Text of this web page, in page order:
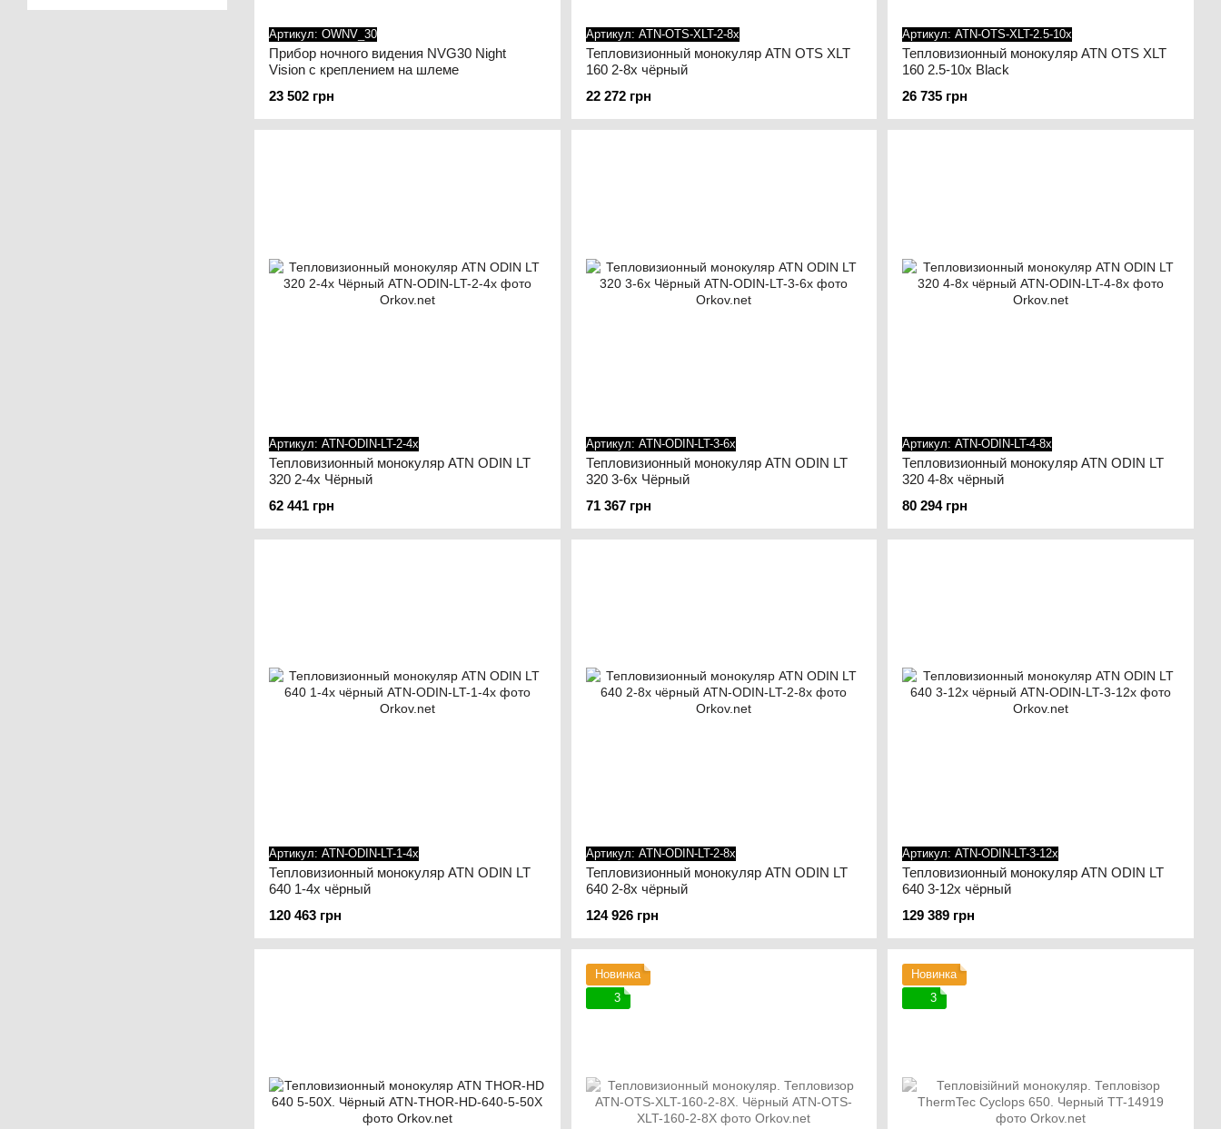
Артикул: OWNV_30
Прибор ночного видения NVG30 Night
Vision с креплением на шлеме
23 502 грн
Артикул: ATN-OTS-XLT-2-8x
Тепловизионный монокуляр ATN OTS XLT
160 2-8x чёрный
22 272 грн
Артикул: ATN-OTS-XLT-2.5-10x
Тепловизионный монокуляр ATN OTS XLT
160 2.5-10x Black
26 735 грн
Артикул: ATN-ODIN-LT-2-4x
Тепловизионный монокуляр ATN ODIN LT
320 2-4x Чёрный
62 441 грн
Артикул: ATN-ODIN-LT-3-6x
Тепловизионный монокуляр ATN ODIN LT
320 3-6x Чёрный
71 367 грн
Артикул: ATN-ODIN-LT-4-8x
Тепловизионный монокуляр ATN ODIN LT
320 4-8x чёрный
80 294 грн
Артикул: ATN-ODIN-LT-1-4x
Тепловизионный монокуляр ATN ODIN LT
640 1-4x чёрный
120 463 грн
Артикул: ATN-ODIN-LT-2-8x
Тепловизионный монокуляр ATN ODIN LT
640 2-8x чёрный
124 926 грн
Артикул: ATN-ODIN-LT-3-12x
Тепловизионный монокуляр ATN ODIN LT
640 3-12x чёрный
129 389 грн
Новинка
3
Новинка
3